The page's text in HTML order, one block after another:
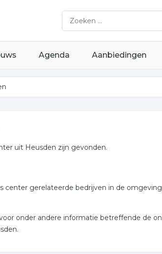
Agenda Aanbiedingen
uit Heusden zijn gevonden.
center gerelateerde bedrijven in de
onder andere informatie betreffende de